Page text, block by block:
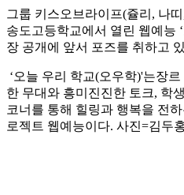
그룹 키스오브라이프(쥴리, 나
송도고등학교에서 열린 웹예능
장 공개에 앞서 포즈를 취하고
‘오늘 우리 학교(오우학)'는장
한 무대와 흥미진진한 토크, 학
코너를 통해 힐링과 행복을 전
로젝트 웹예능이다. 사진=김두